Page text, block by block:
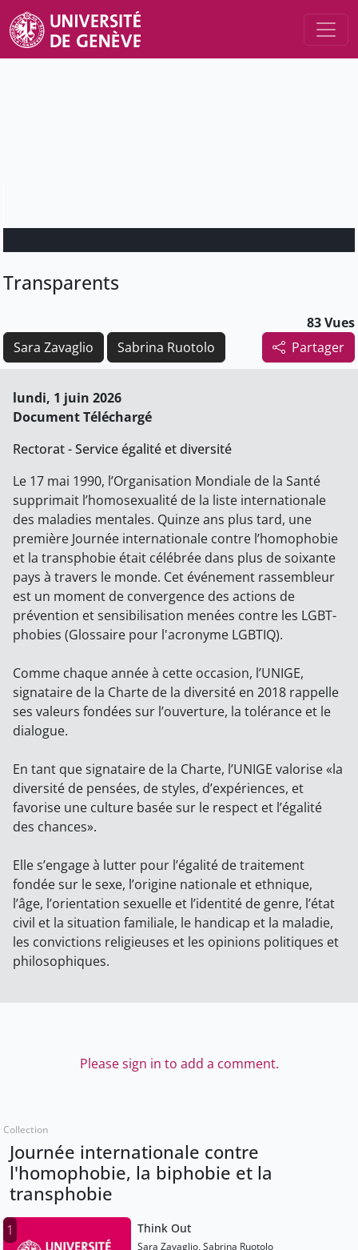
Transparents
83 Vues
Partager
Sara Zavaglio Sabrina Ruotolo
lundi, 1 juin 2026
Document Téléchargé
Rectorat - Service égalité et diversité
Le 17 mai 1990, l’Organisation Mondiale de la Santé
supprimait l’homosexualité de la liste internationale
des maladies mentales. Quinze ans plus tard, une
première Journée internationale contre l’homophobie
et la transphobie était célébrée dans plus de soixante
pays à travers le monde. Cet événement rassembleur
est un moment de convergence des actions de
prévention et sensibilisation menées contre les LGBT-
phobies (Glossaire pour l'acronyme LGBTIQ).
Comme chaque année à cette occasion, l’UNIGE,
signataire de la Charte de la diversité en 2018 rappelle
ses valeurs fondées sur l’ouverture, la tolérance et le
dialogue.
En tant que signataire de la Charte, l’UNIGE valorise «la
diversité de pensées, de styles, d’expériences, et
favorise une culture basée sur le respect et l’égalité
des chances».
Elle s’engage à lutter pour l’égalité de traitement
fondée sur le sexe, l’origine nationale et ethnique,
l’âge, l’orientation sexuelle et l’identité de genre, l’état
civil et la situation familiale, le handicap et la maladie,
les convictions religieuses et les opinions politiques et
philosophiques.
Please sign in to add a comment.
Collection
Journée internationale contre
l'homophobie, la biphobie et la
transphobie
1 Think Out
Sara Zavaglio, Sabrina Ruotolo